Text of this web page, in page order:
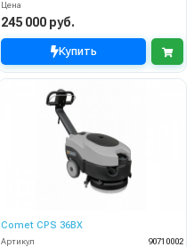
Цена
245 000 руб.
Купить
Comet CPS 36BX
Артикул
90710002